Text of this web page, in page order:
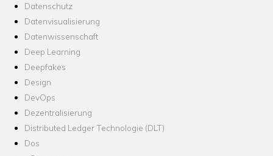
Datenschutz
Datenvisualisierung
Datenwissenschaft
Deep Learning
Deepfakes
Design
DevOps
Dezentralisierung
Distributed Ledger Technologie (DLT)
Dos